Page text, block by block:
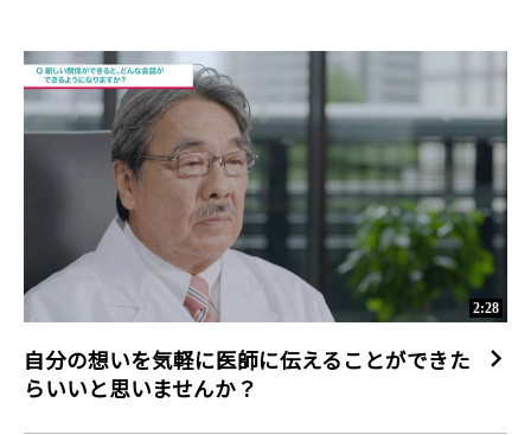
2:28
自分の想いを気軽に医師に伝えることができた
らいいと思いませんか？